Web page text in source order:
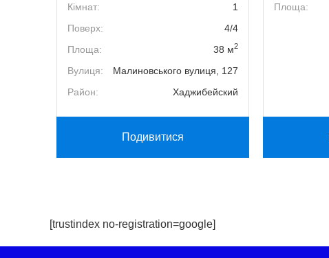
Кімнат:
1
Поверх:
4/4
Площа:
38 м2
Вулиця:
Малиновського вулиця, 127
Район:
Хаджибейский
Подивитися
Площа:
[trustindex no-registration=google]